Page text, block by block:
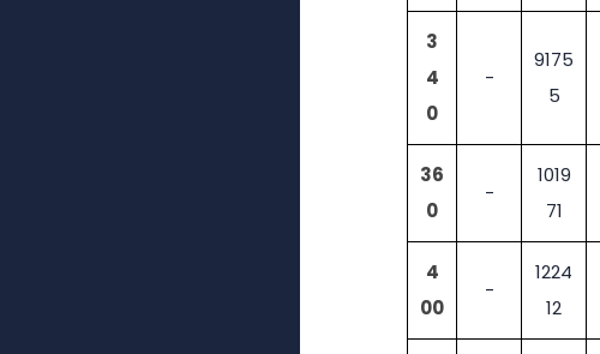
3
4
0
-
9175
5
36
0
-
1019
71
4
00
-
1224
12